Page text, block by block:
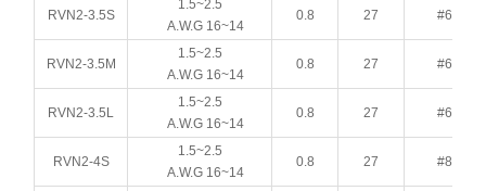
RVN2-3.5S
1.5~2.5
A.W.G 16~14
0.8 27 #6
RVN2-3.5M
1.5~2.5
A.W.G 16~14
0.8 27 #6
RVN2-3.5L
1.5~2.5
A.W.G 16~14
0.8 27 #6
RVN2-4S
1.5~2.5
A.W.G 16~14
0.8 27 #8